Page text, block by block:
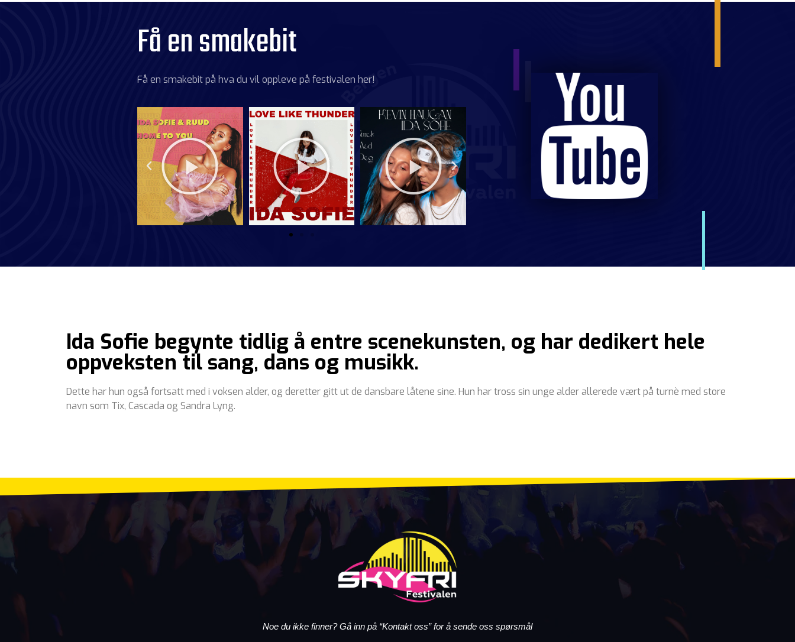
Få en smakebit
Få en smakebit på hva du vil oppleve på festivalen her!
Ida Sofie begynte tidlig å entre scenekunsten, og har dedikert hele
oppveksten til sang, dans og musikk.
Dette har hun også fortsatt med i voksen alder, og deretter gitt ut de dansbare låtene sine. Hun har tross sin unge alder allerede vært på turnè med store
navn som Tix, Cascada og Sandra Lyng.
Noe du ikke finner? Gå inn på “Kontakt oss” for å sende oss spørsmål